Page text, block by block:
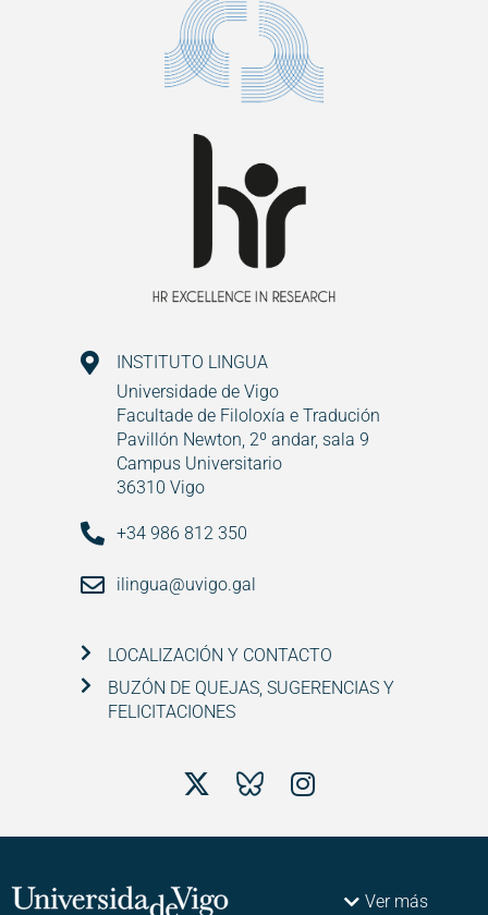
INSTITUTO LINGUA
Universidade de Vigo
Facultade de Filoloxía e Tradución
Pavillón Newton, 2º andar, sala 9
Campus Universitario
36310 Vigo
+34 986 812 350
ilingua@uvigo.gal
LOCALIZACIÓN Y CONTACTO
BUZÓN DE QUEJAS, SUGERENCIAS Y
FELICITACIONES
Ver más